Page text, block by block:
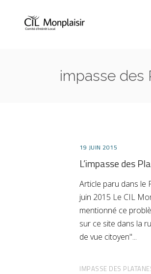
impasse des
19 JUIN 2015
L’impasse des
Article paru dans le
juin 2015 Le CIL
mentionné ce
sur ce site dans la
de vue citoyen"
IMPASSE DES